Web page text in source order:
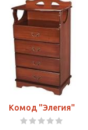
Комод "Элегия"